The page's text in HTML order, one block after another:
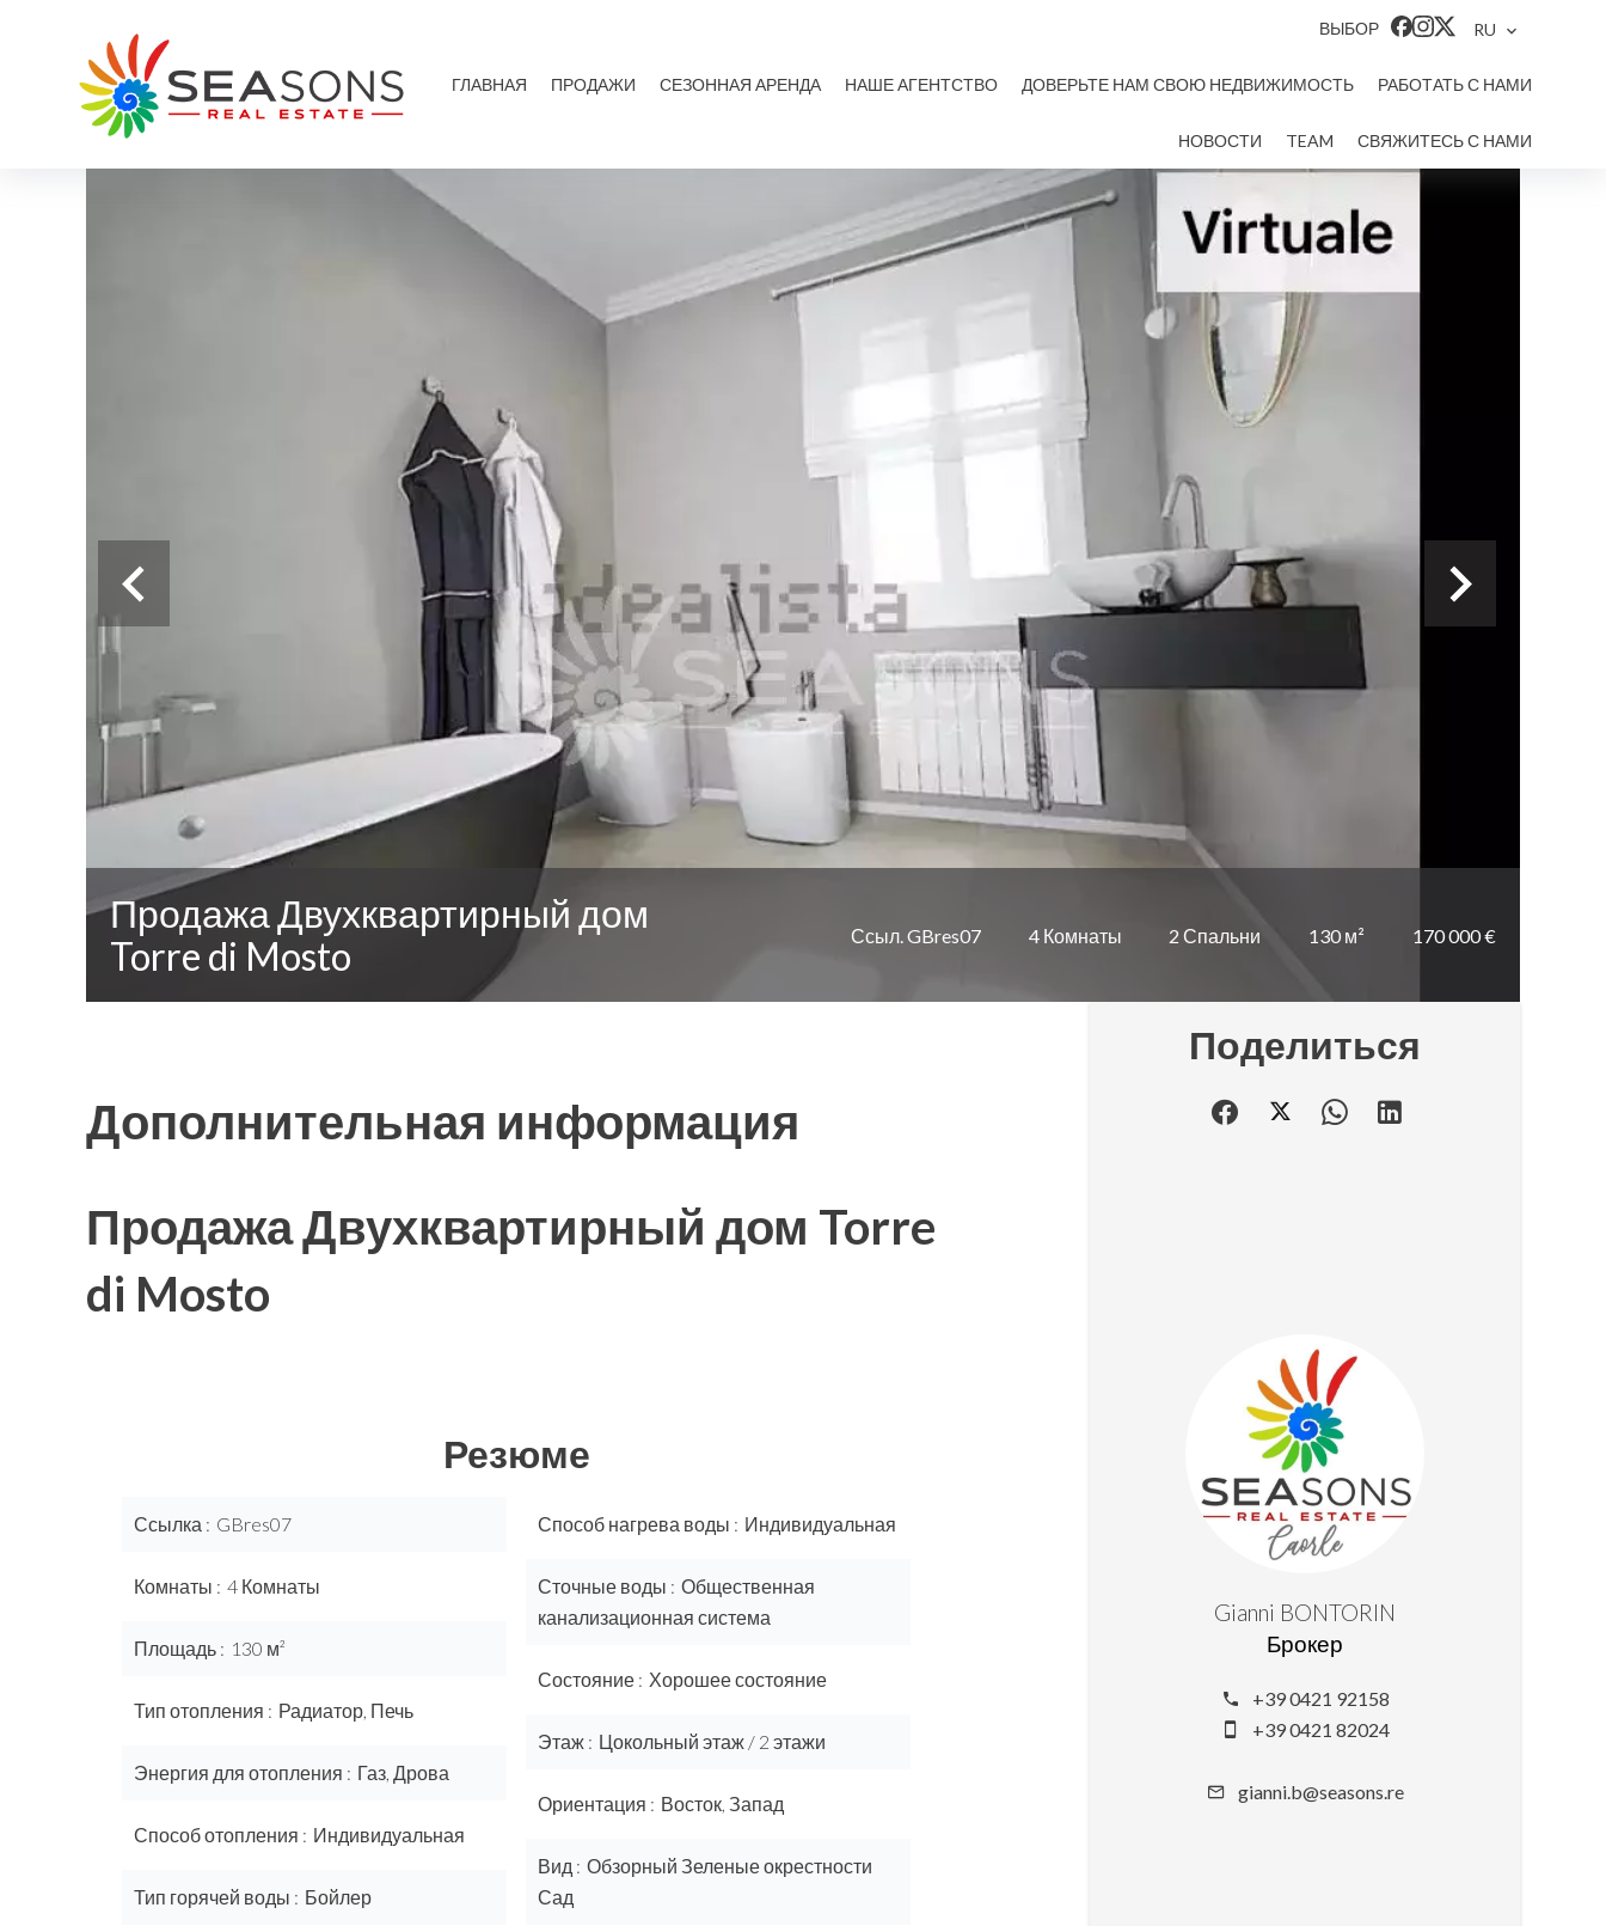
ВЫБОР RU
ГЛАВНАЯ ПРОДАЖИ СЕЗОННАЯ АРЕНДА НАШЕ АГЕНТСТВО ДОВЕРЬТЕ НАМ СВОЮ НЕДВИЖИМОСТЬ РАБОТАТЬ С НАМИ
НОВОСТИ TEAM СВЯЖИТЕСЬ С НАМИ
Продажа Двухквартирный дом
Torre di Mosto
Ссыл. GBres07 4 Комнаты 2 Спальни 130 м² 170 000 €
Дополнительная информация
Продажа Двухквартирный дом Torre
di Mosto
Резюме
Ссылка GBres07
Комнаты 4 Комнаты
Площадь 130 м²
Тип отопления Радиатор, Печь
Энергия для отопления Газ, Дрова
Способ отопления Индивидуальная
Тип горячей воды Бойлер
Способ нагрева воды Индивидуальная
Сточные воды
Общественная
канализационная система
Состояние Хорошее состояние
Этаж Цокольный этаж / 2 этажи
Ориентация Восток, Запад
Вид
Обзорный Зеленые окрестности
Сад
Поделиться
Gianni BONTORIN
Брокер
+39 0421 92158
+39 0421 82024
gianni.b@seasons.re